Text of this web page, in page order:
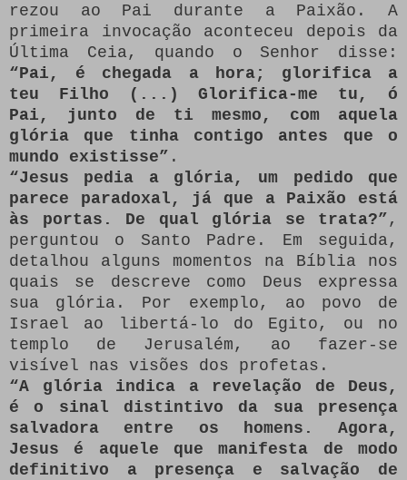
rezou ao Pai durante a Paixão. A
primeira invocação aconteceu depois da
Última Ceia, quando o Senhor disse:
“Pai, é chegada a hora; glorifica a
teu Filho (...) Glorifica-me tu, ó
Pai, junto de ti mesmo, com aquela
glória que tinha contigo antes que o
mundo existisse” .
“Jesus pedia a glória, um pedido que
parece paradoxal, já que a Paixão está
às portas. De qual glória se trata?” ,
perguntou o Santo Padre. Em seguida,
detalhou alguns momentos na Bíblia nos
quais se descreve como Deus expressa
sua glória. Por exemplo, ao povo de
Israel ao libertá-lo do Egito, ou no
templo de Jerusalém, ao fazer-se
visível nas visões dos profetas.
“A glória indica a revelação de Deus,
é o sinal distintivo da sua presença
salvadora entre os homens. Agora,
Jesus é aquele que manifesta de modo
definitivo a presença e salvação de